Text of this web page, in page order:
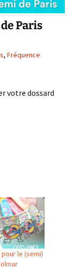
Paris
, Fréquence
votre dossard
le (semi)